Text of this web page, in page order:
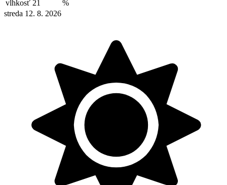
vlhkosť 21
%
streda 12. 8. 2026